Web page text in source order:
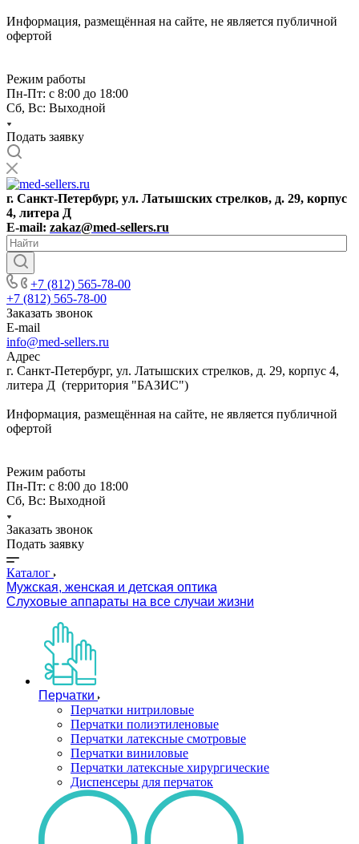
Информация, размещённая на сайте, не является публичной
офертой
Режим работы
Пн-Пт: с 8:00 до 18:00
Сб, Вс: Выходной
Подать заявку
г. Санкт-Петербург, ул. Латышских стрелков, д. 29, корпус
4, литера Д
E-mail: zakaz@med-sellers.ru
+7 (812) 565-78-00
+7 (812) 565-78-00
Заказать звонок
E-mail
info@med-sellers.ru
Адрес
г. Санкт-Петербург, ул. Латышских стрелков, д. 29, корпус 4,
литера Д (территория "БАЗИС")
Информация, размещённая на сайте, не является публичной
офертой
Режим работы
Пн-Пт: с 8:00 до 18:00
Сб, Вс: Выходной
Заказать звонок
Подать заявку
Каталог
Мужская, женская и детская оптика
Слуховые аппараты на все случаи жизни
Перчатки
Перчатки нитриловые
Перчатки полиэтиленовые
Перчатки латексные смотровые
Перчатки виниловые
Перчатки латексные хирургические
Диспенсеры для перчаток